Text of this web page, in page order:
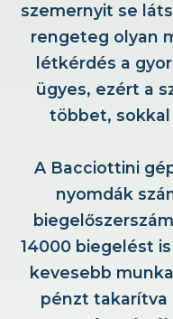
szemernyit se
rengeteg olyan
létkérdés a
ügyes, ezért a
többet,
A Bacciottini
nyomdák
14000 biegelést
kevesebb
pénzt takarítva